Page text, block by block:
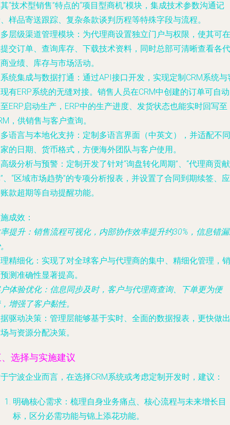
“技术型销售”特点的“项目型商机”模块，集成技术参数沟通记
样品寄送跟踪、复杂条款谈判历程等特殊字段与流程。
多层级渠道管理模块 ：为代理商设置独立门户与权限，使其可在
交订单、查询库存、下载技术资料，同时总部可清晰查看各代
业绩、库存与市场活动。
系统集成与数据打通 ：通过API接口开发，实现定制CRM系统与
有ERP系统的无缝对接。销售人员在CRM中创建的订单可自
ERP启动生产，ERP中的生产进度、发货状态也能实时回写至
，供销售与客户查询。
多语言与本地化支持 ：定制多语言界面（中英文），并适配不同
的日期、货币格式，方便海外团队与客户使用。
高级分析与预警 ：定制开发了针对“询盘转化周期”、“代理商贡献
、“区域市场趋势”的专项分析报表，并设置了合同到期续签、应
款超期等自动提醒功能。
成效 ：
提升：销售流程可视化，内部协作效率提升约30%，信息错
精细化 ：实现了对全球客户与代理商的集中、精细化管理，销
测准确性显著提高。
体验优化：信息同步及时，客户与代理商查询、下单更为便
增强了客户黏性。
驱动决策 ：管理层能够基于实时、全面的数据报表，更快做出
与资源分配决策。
选择与实施建议
宁波企业而言，在选择CRM系统或考虑定制开发时，建议：
明确核心需求 ：梳理自身业务痛点、核心流程与未来增长目
标，区分必需功能与锦上添花功能。